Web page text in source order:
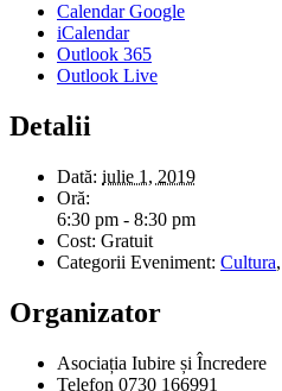
Calendar Google
iCalendar
Outlook 365
Outlook Live
Detalii
Dată: iulie 1, 2019
Oră:
6:30 pm - 8:30 pm
Cost: Gratuit
Categorii Eveniment: Cultura,
Organizator
Asociația Iubire și Încredere
Telefon 0730 166991